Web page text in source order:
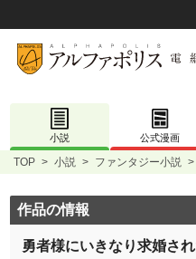
小説 公式漫画
TOP > 小説 > ファンタジー小説 >
作品の情報
勇者様にいきなり求婚さ